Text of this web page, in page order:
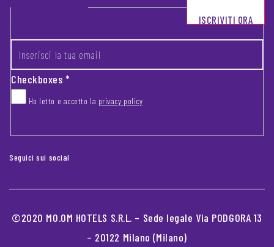
Footer newsletter
Checkboxes*
Ho letto e accetto la privacy policy
ISCRIVITI ORA
Seguici sui social
©2020 MO.OM HOTELS S.R.L. – Sede legale Via PODGORA 13
– 20122 Milano (Milano)